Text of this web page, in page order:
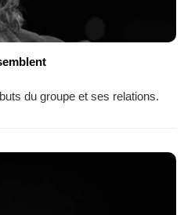
du groupe et ses relations.